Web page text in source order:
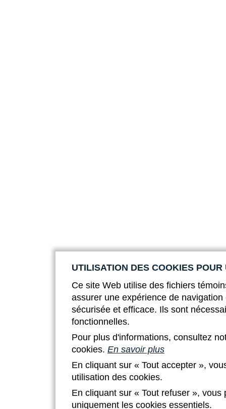
UTILISATION DES COOKIES
Ce site Web utilise des fichiers
assurer une expérience de
sécurisée et efficace. Ils sont
fonctionnelles.
Pour plus d'informations, consultez
cookies. En savoir plus
En cliquant sur « Tout accepter »,
utilisation des cookies.
En cliquant sur « Tout refuser »,
uniquement les cookies essentiels.